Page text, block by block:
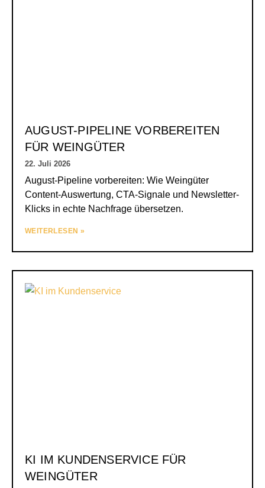
AUGUST-PIPELINE VORBEREITEN
FÜR WEINGÜTER
22. Juli 2026
August-Pipeline vorbereiten: Wie Weingüter
Content-Auswertung, CTA-Signale und Newsletter-
Klicks in echte Nachfrage übersetzen.
WEITERLESEN »
KI IM KUNDENSERVICE FÜR
WEINGÜTER